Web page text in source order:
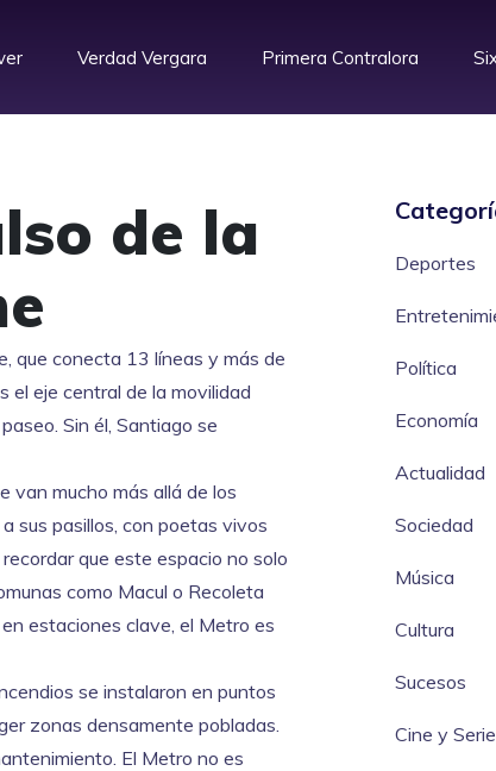
Verdad Vergara Primera Contralora
de la
que conecta 13 líneas y más de
el eje central de la movilidad
Sin él, Santiago se
van mucho más allá de los
a sus pasillos, con poetas vivos
que este espacio no solo
como Macul o Recoleta
estaciones clave, el Metro es
se instalaron en puntos
zonas densamente pobladas.
El Metro no es
Deportes
Política
Economía
Actualidad
Sociedad
Música
Cultura
Sucesos
Cine y